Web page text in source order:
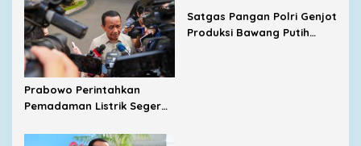
Indonesia
Prabowo Perintahkan
Pemadaman Listrik Segera
Subsidi Tetap
Satgas Pangan Polri Genjot
Produksi Bawang Putih